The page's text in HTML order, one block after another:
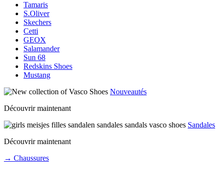
Tamaris
S.Oliver
Skechers
Cetti
GEOX
Salamander
Sun 68
Redskins Shoes
Mustang
Nouveautés
Découvrir maintenant
Sandales
Découvrir maintenant
→ Chaussures